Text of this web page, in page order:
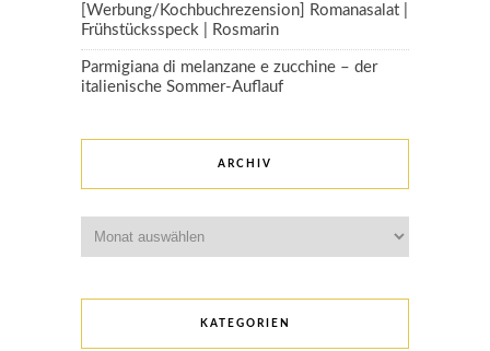
[Werbung/Kochbuchrezension] Romanasalat |
Frühstücksspeck | Rosmarin
Parmigiana di melanzane e zucchine – der
italienische Sommer-Auflauf
ARCHIV
KATEGORIEN